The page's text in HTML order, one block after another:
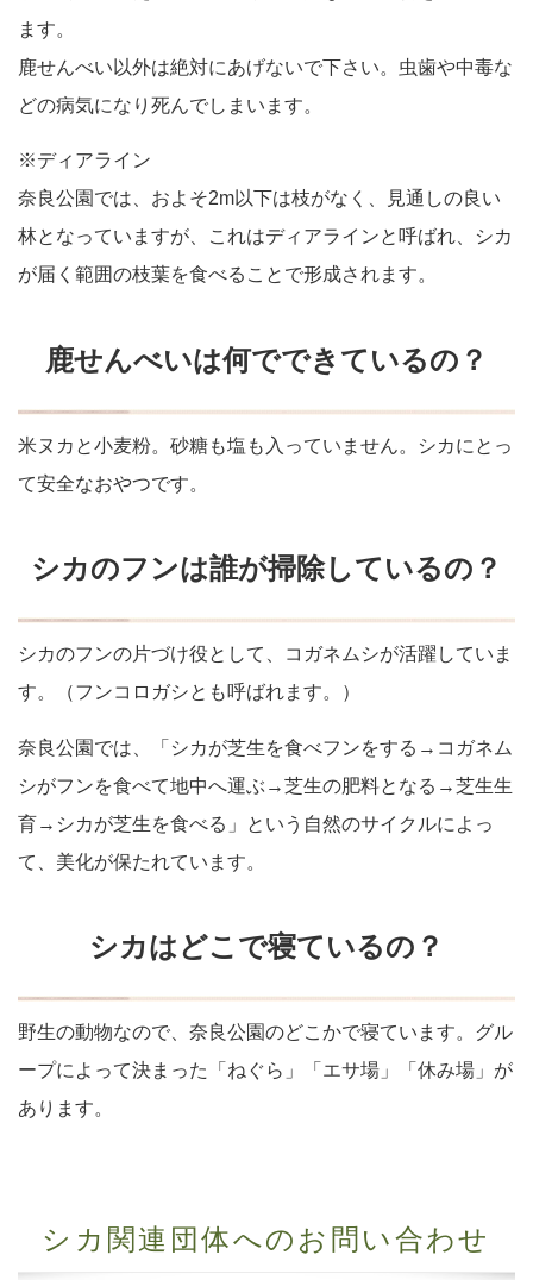
ます。
鹿せんべい以外は絶対にあげないで下さい。虫歯や中毒な
どの病気になり死んでしまいます。
※ディアライン
奈良公園では、およそ2m以下は枝がなく、見通しの良い
林となっていますが、これはディアラインと呼ばれ、シカ
が届く範囲の枝葉を食べることで形成されます。
鹿せんべいは何でできているの？
米ヌカと小麦粉。砂糖も塩も入っていません。シカにとっ
て安全なおやつです。
シカのフンは誰が掃除しているの？
シカのフンの片づけ役として、コガネムシが活躍していま
す。（フンコロガシとも呼ばれます。）
奈良公園では、「シカが芝生を食べフンをする→コガネム
シがフンを食べて地中へ運ぶ→芝生の肥料となる→芝生生
育→シカが芝生を食べる」という自然のサイクルによっ
て、美化が保たれています。
シカはどこで寝ているの？
野生の動物なので、奈良公園のどこかで寝ています。グル
ープによって決まった「ねぐら」「エサ場」「休み場」が
あります。
シカ関連団体へのお問い合わせ